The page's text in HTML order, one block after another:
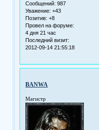
Сообщений: 987
Уважение: +43
Позитив: +8
Провел на форуме:
4 дня 21 час
Последний визит:
2012-09-14 21:55:18
BANWA
Магистр